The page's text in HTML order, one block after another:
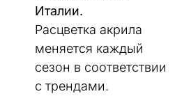
Италии.
Расцветка акрила
меняется каждый
сезон в соответствии
с трендами.